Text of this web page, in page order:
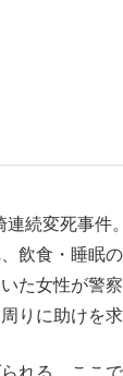
督...
続変死事件
飲食・睡眠
た女性が警
りに助けを
れる。ここ